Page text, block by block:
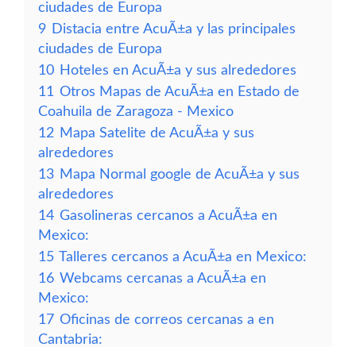
ciudades de Europa
9 Distacia entre AcuÃ±a y las principales
ciudades de Europa
10 Hoteles en AcuÃ±a y sus alrededores
11 Otros Mapas de AcuÃ±a en Estado de
Coahuila de Zaragoza - Mexico
12 Mapa Satelite de AcuÃ±a y sus
alrededores
13 Mapa Normal google de AcuÃ±a y sus
alrededores
14 Gasolineras cercanos a AcuÃ±a en
Mexico:
15 Talleres cercanos a AcuÃ±a en Mexico:
16 Webcams cercanas a AcuÃ±a en
Mexico:
17 Oficinas de correos cercanas a en
Cantabria: